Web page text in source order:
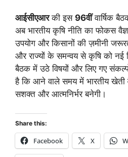
आईसीएआरकी इस 96वींवार्षिक
अब भारतीय कृषि नीति का फोकस
उपयोग और किसानों की ज़मीनी
और राज्यों के समन्वय से कृषि को नई
बैठक में उठे विषयों और लिए गए
है कि आने वाले समय में भारतीय
सशक्त और आत्मनिर्भर बनेगी।
Share this:
Facebook X